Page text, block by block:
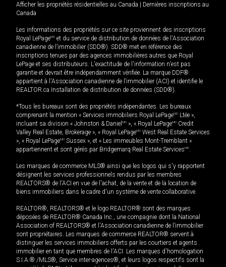
Afficher les propriétés résidentielles au Canada
Dernières inscriptions au
Canada
Les informations des propriétés sur ce site proviennent des inscriptions
Royal LePageMD et du service de distribution de données de l'Association
canadienne de l’immobilier (SDD®). SDD® met en référence des
inscriptions tenues par des agences immobilières autres que Royal
LePage et ses distributeurs. L'exactitude de l'information n'est pas
garantie et devrait être indépendamment vérifiée. La marque DDF®
appartient à l'Association canadienne de l’immobilier (ACI) et identifie le
REALTOR.ca Installation de distribution de données (SDD®).
*Tous les bureaux sont des propriétés indépendantes. Les bureaux
comprenant la mention « Services immobiliers Royal LePageMD Ltée »,
incluant sa division « Johnston & Daniel MD », « Royal LePageMD Credit
Valley Real Estate, Brokerage », « Royal LePageMD West Real Estate Services
», « Royal LePageMD Sussex », et « Les immeubles Mont-Tremblant »
appartiennent et sont gérés par Bridgemarq Real Estate ServicesMD.
Les marques de commerce MLS® ainsi que les logos qui s'y rapportent
désignent les services professionnels rendus par les membres
REALTORS® de l'ACI en vue de l'achat, de la vente et de la location de
biens immobiliers dans le cadre d'un système de vente collaborative.
REALTOR®, REALTORS® et le logo REALTOR® sont des marques
déposées de REALTOR® Canada Inc., une compagnie dont la National
Association of REALTORS® et l'Association canadienne de l’immobilier
sont propriétaires. Les marques de commerce REALTOR® servent à
distinguer les services immobiliers offerts par les courtiers et agents
immobilier en tant que membres de l'ACI. Les marques d'homologation
S.I.A.® /MLS®, Service inter-agences®, et leurs logos respectifs sont la